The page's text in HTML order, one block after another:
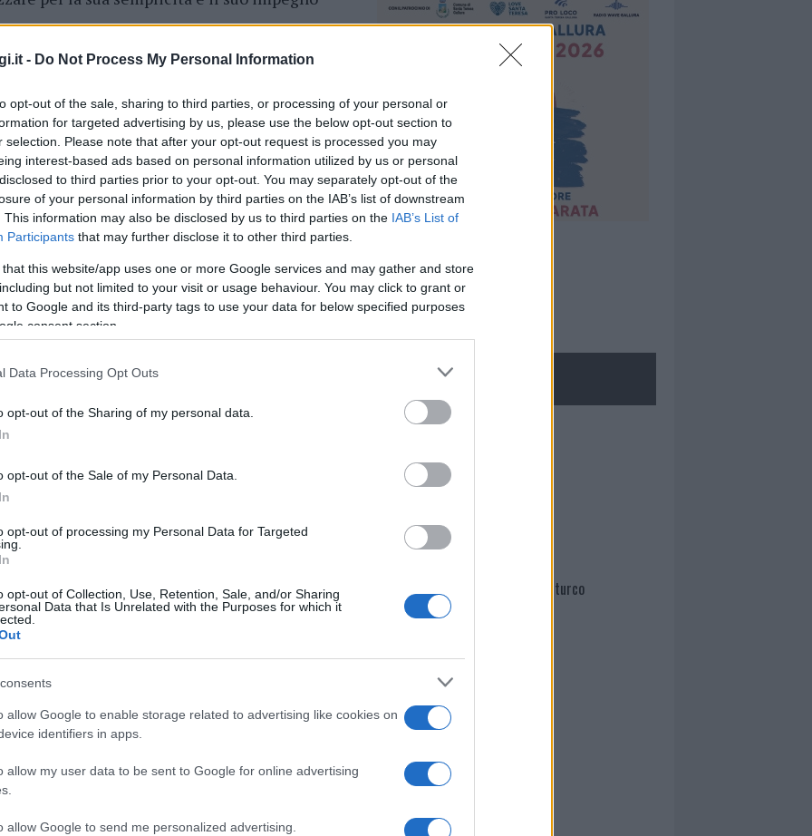
- Do Not Process My Personal Information
opt-out of the sale, sharing to third parties, or processing of your personal or
for targeted advertising by us, please use the below opt-out section to
selection. Please note that after your opt-out request is processed you may
interest-based ads based on personal information utilized by us or personal
to third parties prior to your opt-out. You may separately opt-out of the
of your personal information by third parties on the IAB’s list of downstream
This information may also be disclosed by us to third parties on the IAB’s List of
Participants that may further disclose it to other third parties.
that this website/app uses one or more Google services and may gather and store
but not limited to your visit or usage behaviour. You may click to grant or
to Google and its third-party tags to use your data for below specified purposes
consent section.
Data Processing Opt Outs
opt-out of the Sharing of my personal data.
opt-out of the Sale of my Personal Data.
opt-out of processing my Personal Data for Targeted
opt-out of Collection, Use, Retention, Sale, and/or Sharing
Data that Is Unrelated with the Purposes for which it
allow Google to enable storage related to advertising like cookies on
identifiers in apps.
allow my user data to be sent to Google for online advertising
allow Google to send me personalized advertising.
alle ore 11 nella chiesa parrocchiale
di Tempio Pausania alle ore 9:30. Un
che offrirà alla sua famiglia e a tutti
diricordare una vita segnata
verso gli altri.
cliccandoqui
nella sezioneLogin
Prossimo articolo
NECROLOGIE
Martina Agostina Diturco
I nostri cari
I nostri cari